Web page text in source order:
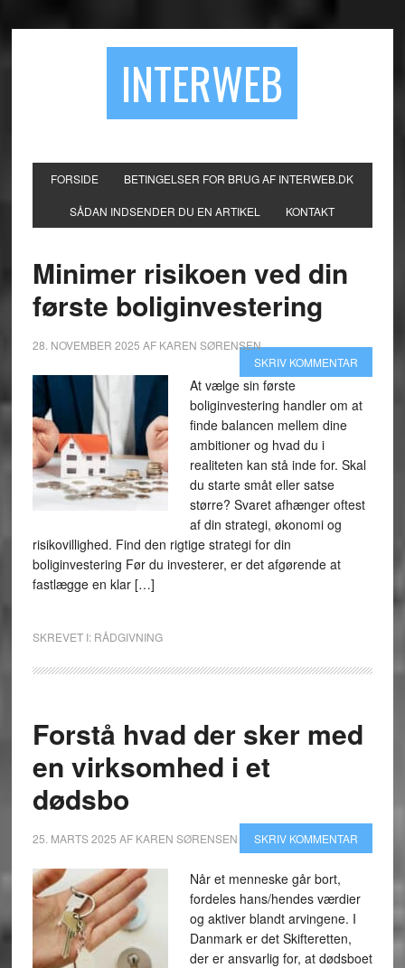
INTERWEB
FORSIDE BETINGELSER FOR BRUG AF INTERWEB.DK
SÅDAN INDSENDER DU EN ARTIKEL KONTAKT
Minimer risikoen ved din
første boliginvestering
28. NOVEMBER 2025 AF KAREN SØRENSEN
SKRIV KOMMENTAR
At vælge sin første
boliginvestering handler om at
finde balancen mellem dine
ambitioner og hvad du i
realiteten kan stå inde for. Skal
du starte småt eller satse
større? Svaret afhænger oftest
af din strategi, økonomi og
risikovillighed. Find den rigtige strategi for din
boliginvestering Før du investerer, er det afgørende at
fastlægge en klar […]
SKREVET I: RÅDGIVNING
Forstå hvad der sker med
en virksomhed i et
dødsbo
25. MARTS 2025 AF KAREN SØRENSEN SKRIV KOMMENTAR
Når et menneske går bort,
fordeles hans/hendes værdier
og aktiver blandt arvingene. I
Danmark er det Skifteretten,
der er ansvarlig for, at dødsboet